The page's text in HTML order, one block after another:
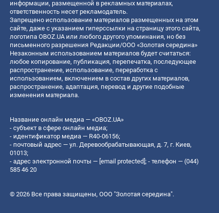
информации, размещенной в рекламных материалах,
ответственность несет рекламодатель.
Запрещено использование материалов размещенных на этом
сайте, даже с указанием гиперссылки на страницу этого сайта,
логотипа OBOZ.UA или любого другого упоминания, но без
письменного разрешения Редакции/ООО «Золотая середина»
Незаконным использованием материалов будет считаться:
любое копирование, публикация, перепечатка, последующее
распространение, использование, переработка с
использованием, включением в состав других материалов,
распространение, адаптация, перевод и другие подобные
изменения материала.
Название онлайн медиа — «OBOZ.UA»
- субъект в сфере онлайн медиа;
- идентификатор медиа — R40-06156;
- почтовый адрес — ул. Деревообрабатывающая, д. 7, г. Киев,
01013;
- адрес электронной почты — [email protected] ; - телефон — (044)
585 46 20
© 2026 Все права защищены, ООО "Золотая середина".